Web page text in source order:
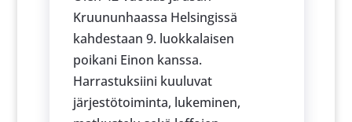
Kruununhaassa Helsingissä
kahdestaan 9. luokkalaisen
poikani Einon kanssa.
Harrastuksiini kuuluvat
järjestötoiminta, lukeminen,